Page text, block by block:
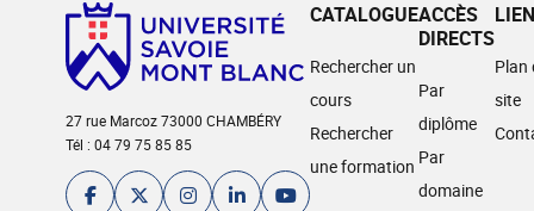
27 rue Marcoz 73000 CHAMBÉRY
Tél : 04 79 75 85 85
CATALOGUE
Rechercher un
cours
Rechercher
une formation
ACCÈS
DIRECTS
Par
diplôme
Par
domaine
Plan
site